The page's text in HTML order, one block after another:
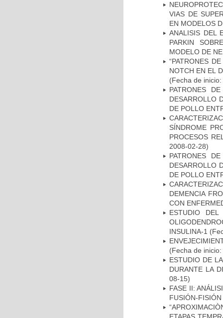
VIAS DE
EN MODELOS
ANALISIS DEL
PARKIN
MODELO DE
“PATRONES
NOTCH EN EL
(Fecha de
PATRONES
DESARROLLO
DE POLLO
SÍNDROME
PROCESOS
2008-02-28)
PATRONES
DESARROLLO
DE POLLO
DEMENCIA
CON
ESTUDIO
INSULINA-1
(Fecha de
ESTUDIO DE
DURANTE LA
08-15)
FASE II:
FUSIÓN-